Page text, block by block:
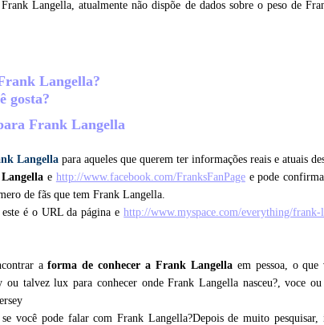
Langella, atualmente não dispõe de dados sobre o peso de
Langella?
gosta?
Frank Langella
Langella para aqueles que querem ter informações reais e atuais
e http://www.facebook.com/FranksFanPagee pode
de fãs que tem Frank Langella.
este é o URL da página ehttp://www.myspace.com/everything/frank-
aforma de conhecer a Frank Langellaem pessoa, o que
ou talvez lux para conhecer onde Frank Langella nasceu?, voce
você pode falar com Frank Langella?Depois de muito